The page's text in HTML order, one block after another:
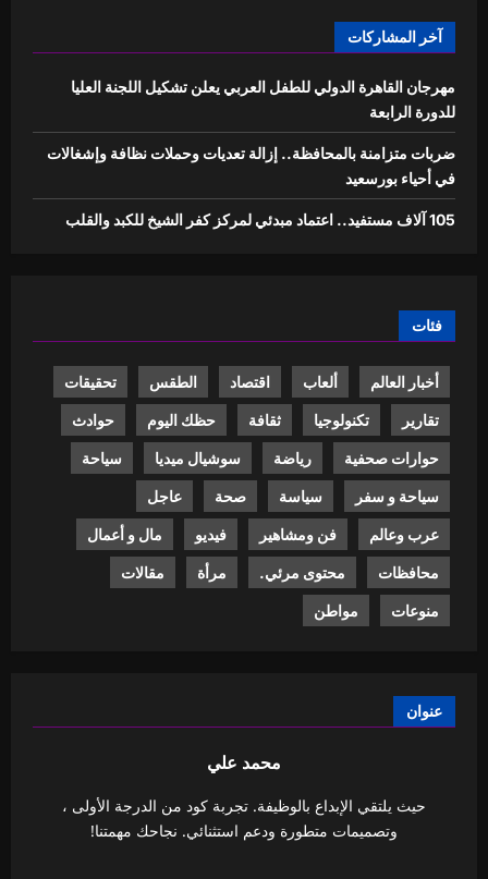
آخر المشاركات
مهرجان القاهرة الدولي للطفل العربي يعلن تشكيل اللجنة العليا
للدورة الرابعة
ضربات متزامنة بالمحافظة.. إزالة تعديات وحملات نظافة وإشغالات
في أحياء بورسعيد
105 آلاف مستفيد.. اعتماد مبدئي لمركز كفر الشيخ للكبد والقلب
فئات
أخبار العالم ألعاب اقتصاد الطقس تحقيقات
تقارير تكنولوجيا ثقافة حظك اليوم حوادث
حوارات صحفية رياضة سوشيال ميديا سياحة
سياحة و سفر سياسة صحة عاجل
عرب وعالم فن ومشاهير فيديو مال و أعمال
محافظات محتوى مرئي. مرأة مقالات
منوعات مواطن
عنوان
محمد علي
حيث يلتقي الإبداع بالوظيفة. تجربة كود من الدرجة الأولى ،
وتصميمات متطورة ودعم استثنائي. نجاحك مهمتنا!